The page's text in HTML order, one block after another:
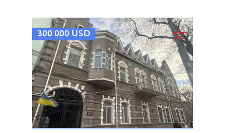
300 000 USD